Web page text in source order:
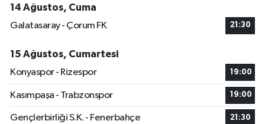
14 Ağustos, Cuma
Galatasaray - Çorum FK
21:30
15 Ağustos, Cumartesi
Konyaspor - Rizespor
19:00
Kasımpaşa - Trabzonspor 19:00
Gençlerbirliği S.K. - Fenerbahçe 21:30